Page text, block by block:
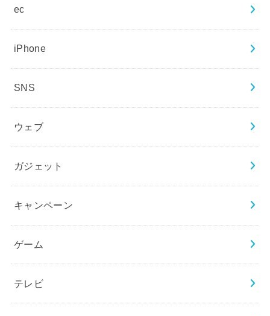
ec
iPhone
SNS
ウェブ
ガジェット
キャンペーン
ゲーム
テレビ